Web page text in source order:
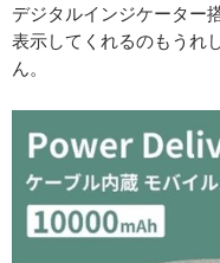
デジタルインジケーター
表示してくれるのもうれ
ん。